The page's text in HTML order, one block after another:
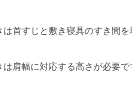
首すじと敷き寝具のすき間を
肩幅に対応する高さが必要で